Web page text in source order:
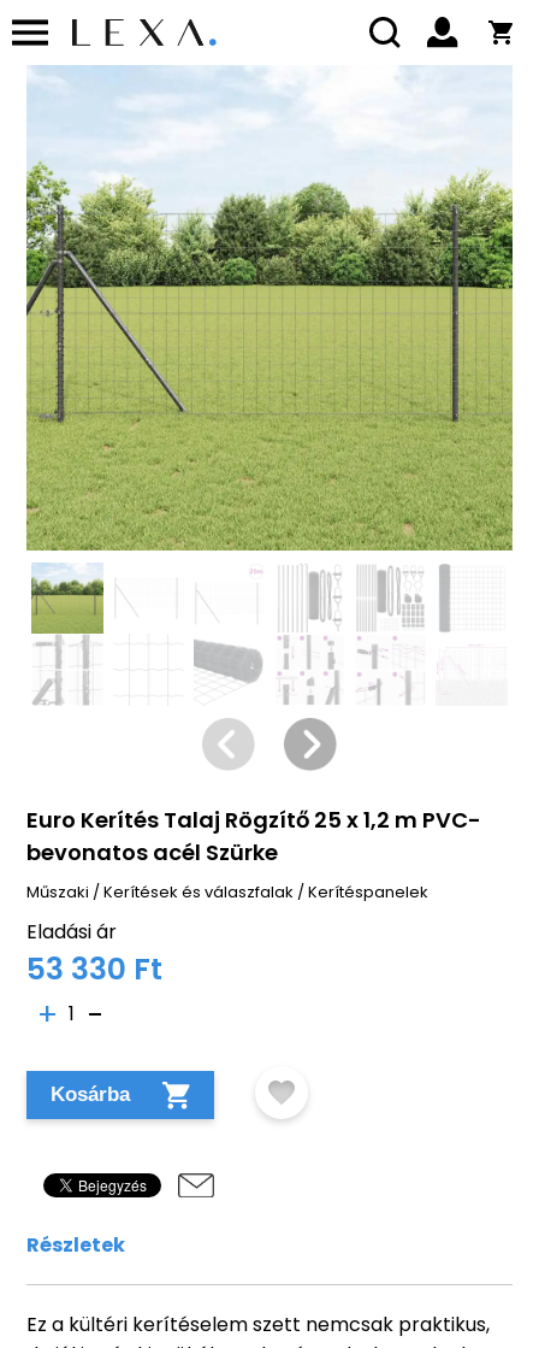
Euro Kerítés Talaj Rögzítő 25 x 1,2 m PVC-
bevonatos acél Szürke
Műszaki /Kerítések és válaszfalak /Kerítéspanelek
Eladási ár
53 330 Ft
1
Kosárba
Részletek
Ez a kültéri kerítéselem szett nemcsak praktikus,